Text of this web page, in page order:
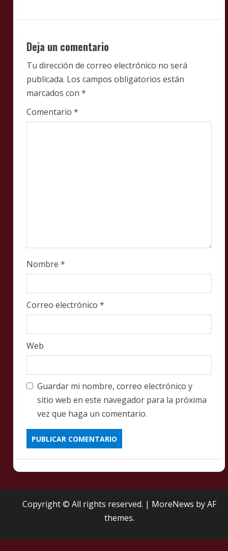
e
R
e
a
Deja un comentario
Tu dirección de correo electrónico no será
publicada. Los campos obligatorios están
marcados con *
Comentario *
Nombre *
Correo electrónico *
Web
Guardar mi nombre, correo electrónico y
sitio web en este navegador para la próxima
vez que haga un comentario.
Copyright © All rights reserved. | MoreNews by AF
themes.